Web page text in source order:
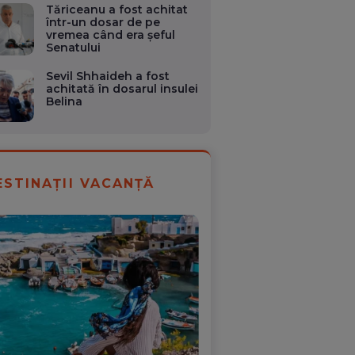
Tăriceanu a fost achitat
într-un dosar de pe
vremea când era șeful
Senatului
Sevil Shhaideh a fost
achitată în dosarul insulei
Belina
VACANȚĂ